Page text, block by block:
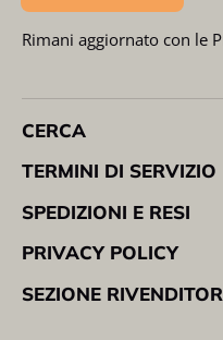
Rimani aggiornato con le
CERCA
TERMINI DI SERVIZIO
SPEDIZIONI E RESI
PRIVACY POLICY
SEZIONE